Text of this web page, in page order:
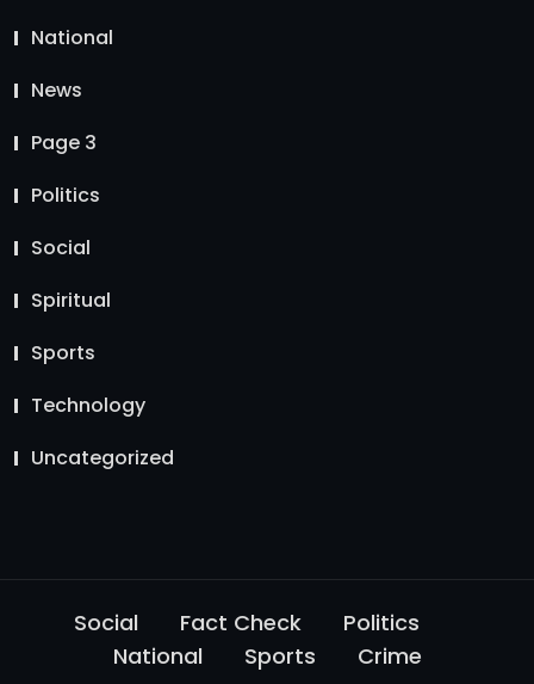
National
News
Page 3
Politics
Social
Spiritual
Sports
Technology
Uncategorized
Social Fact Check
Politics
National
Sports Crime